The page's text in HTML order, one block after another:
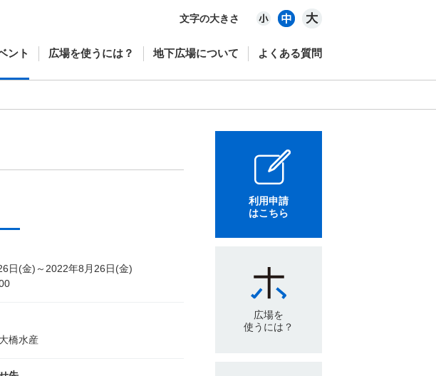
文字の大きさ
ント 広場を使うには？ 地下広場について よくある質問
日(金)～2022年8月26日(金)
橋水産
利用申請
はこちら
広場を
使うには？